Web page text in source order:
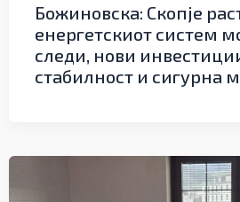
Божиновска: Скопје
енергетскиот систем
следи, нови
стабилност и сигурна